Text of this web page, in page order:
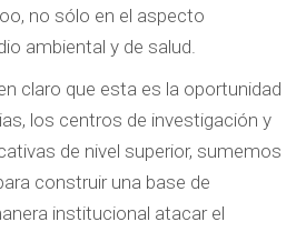
no sólo en el aspecto
ambiental y de salud.
claro que esta es la oportunidad
los centros de investigación y
de nivel superior, sumemos
construir una base de
institucional atacar el